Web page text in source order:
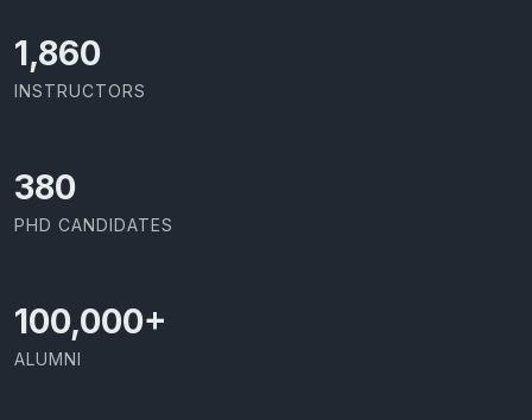
2,086
INSTRUCTORS
426
PHD CANDIDATES
100,000+
ALUMNI